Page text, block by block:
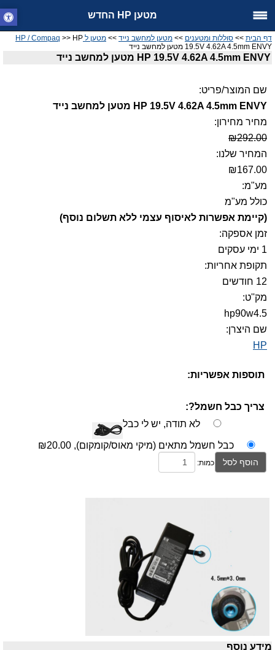
מטען HP החדש
דף הבית >> סוללות ומטענים >> מטען למחשב נייד >> מטען ל HP / Compaq >> HP
19.5V 4.62A 4.5mm ENVY מטען למחשב נייד
HP 19.5V 4.62A 4.5mm ENVY מטען למחשב נייד
שם המוצר/פריט:
HP 19.5V 4.62A 4.5mm ENVY מטען למחשב נייד
מחיר מחירון:
₪292.00
המחיר שלנו:
₪167.00
מע"מ:
כולל מע"מ
(קיימת אפשרות לאיסוף עצמי ללא תשלום נוסף)
זמן אספקה:
1 ימי עסקים
תקופת אחריות:
12 חודשים
מק''ט:
hp90w4.5
שם היצרן:
HP
תוספות אפשריות:
צריך כבל חשמל?:
לא תודה, יש לי כבל
כבל חשמל מתאים (מיקי מאוס/קומקום), ₪20.00
הוסף לסל כמות:
מידע נוסף